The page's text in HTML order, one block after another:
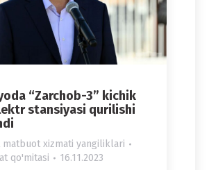
“Zarchob-3” kichik
stansiyasi qurilishi
matbuot xizmati yangiliklari
qo'mitasi 16.11.2023